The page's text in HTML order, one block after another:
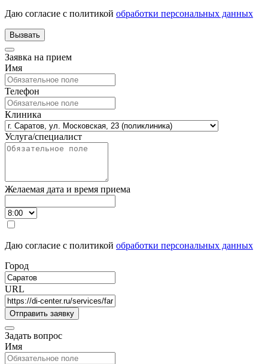
Даю согласие с политикой обработки персональных данных
Заявка на прием
Имя
Телефон
Клиника
Услуга/специалист
Желаемая дата и время приема
Даю согласие с политикой обработки персональных данных
Город
URL
Задать вопрос
Имя